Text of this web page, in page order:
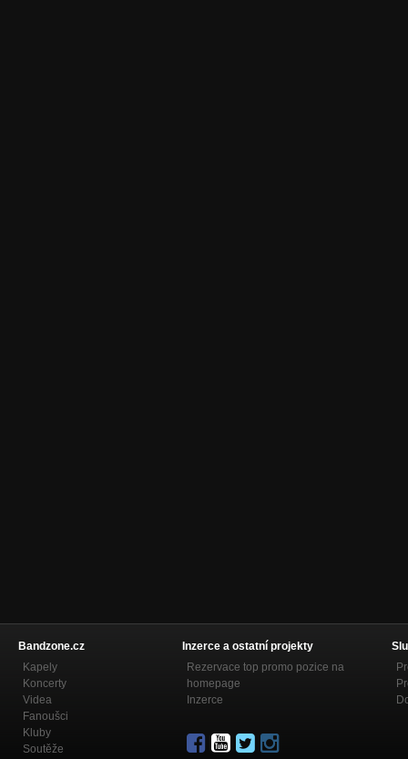
Bandzone.cz
Kapely
Koncerty
Videa
Fanoušci
Kluby
Soutěže
Inzerce a ostatní projekty
Rezervace top promo pozice na
homepage
Inzerce